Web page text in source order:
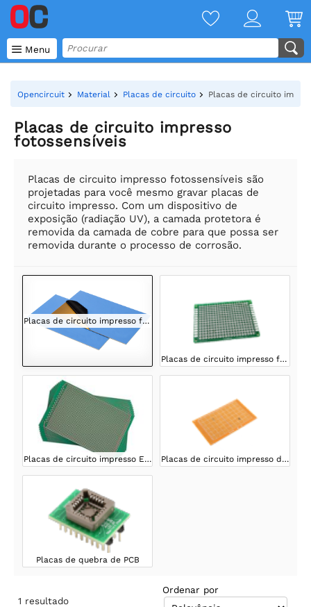
 Menu
Opencircuit Material Placas de circuito Placas de circuito
Placas de circuito impresso
fotossensíveis
Placas de circuito impresso fotossensíveis são
projetadas para você mesmo gravar placas de
circuito impresso. Com um dispositivo de
exposição (radiação UV), a camada protetora é
removida da camada de cobre para que possa ser
removida durante o processo de corrosão.
Placas de circuito impresso fotossensíveis
Placas de circuito impresso frente e verso
Placas de circuito impresso Eurocard Placas de circuito impresso de um lado
Placas de quebra de PCB
1 resultado
Ordenar por